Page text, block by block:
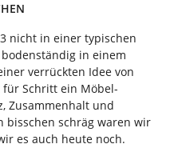
nicht in einer typischen
in einem
verrückten Idee von
Schritt ein Möbel-
Zusammenhalt und
bisschen schräg waren wir
es auch heute noch.